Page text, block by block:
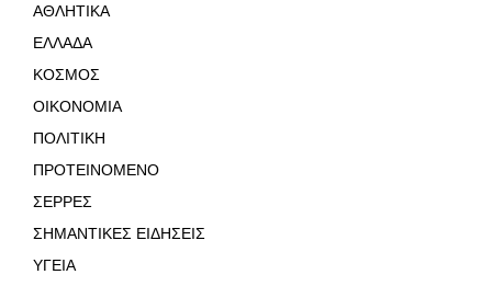
ΑΘΛΗΤΙΚΑ
ΕΛΛΑΔΑ
ΚΟΣΜΟΣ
ΟΙΚΟΝΟΜΙΑ
ΠΟΛΙΤΙΚΗ
ΠΡΟΤΕΙΝΟΜΕΝΟ
ΣΕΡΡΕΣ
ΣΗΜΑΝΤΙΚΕΣ ΕΙΔΗΣΕΙΣ
ΥΓΕΙΑ